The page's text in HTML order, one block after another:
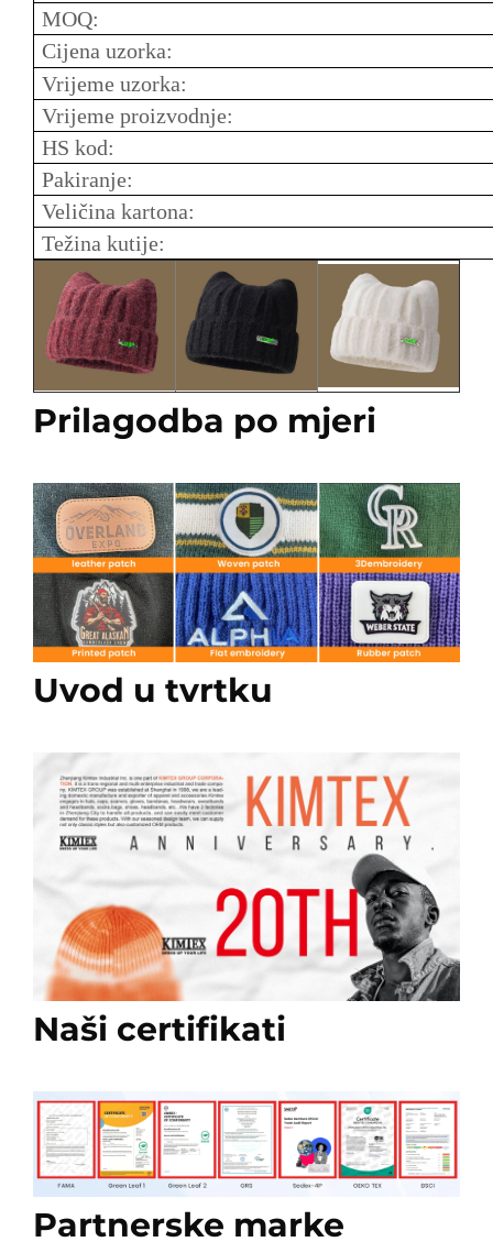
MOQ:
Cijena uzorka:
Vrijeme uzorka:
Vrijeme proizvodnje:
HS kod:
Pakiranje:
Veličina kartona:
Težina kutije:
Prilagodba po mjeri
Uvod u tvrtku
Naši certifikati
Partnerske marke